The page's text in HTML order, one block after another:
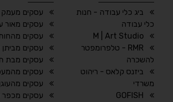
ביג כלי עבודה - חנות
כלי עבודה
M | Art Studio
RMR - טלפרומפטר
להשכרה
ביזנס קלאס - ריהוט
משרדי
עסקים
עסקים מאור
עסקים
עסקים מביתן
עסקים מבת
עסקים
עסקים מהעוגן
עסקים